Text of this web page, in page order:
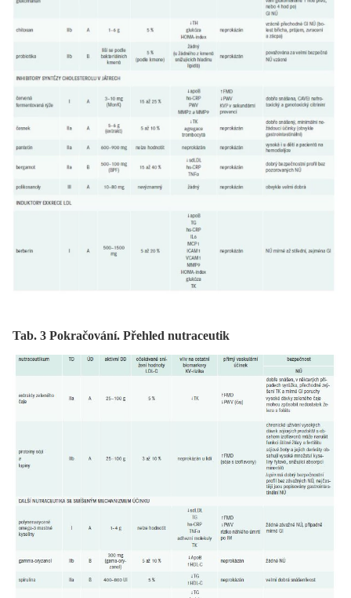
Tab. 3 Pokračování. Přehled nutraceutik